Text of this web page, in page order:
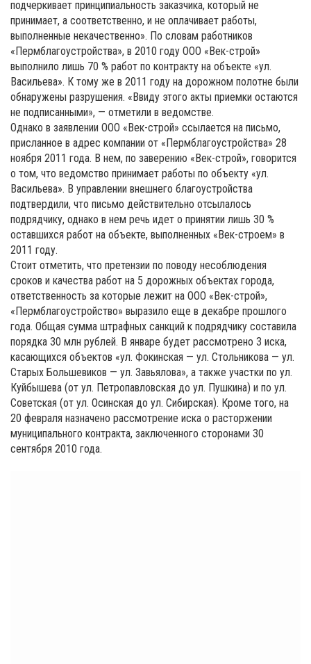
подчеркивает принципиальность заказчика, который не
принимает, а соответственно, и не оплачивает работы,
выполненные некачественно». По словам работников
«Пермблагоустройства», в 2010 году ООО «Век-строй»
выполнило лишь 70 % работ по контракту на объекте «ул.
Васильева». К тому же в 2011 году на дорожном полотне были
обнаружены разрушения. «Ввиду этого акты приемки остаются
не подписанными», — отметили в ведомстве.
Однако в заявлении ООО «Век-строй» ссылается на письмо,
присланное в адрес компании от «Пермблагоустройства» 28
ноября 2011 года. В нем, по заверению «Век-строй», говорится
о том, что ведомство принимает работы по объекту «ул.
Васильева». В управлении внешнего благоустройства
подтвердили, что письмо действительно отсылалось
подрядчику, однако в нем речь идет о принятии лишь 30 %
оставшихся работ на объекте, выполненных «Век-строем» в
2011 году.
Стоит отметить, что претензии по поводу несоблюдения
сроков и качества работ на 5 дорожных объектах города,
ответственность за которые лежит на ООО «Век-строй»,
«Пермблагоустройство» выразило еще в декабре прошлого
года. Общая сумма штрафных санкций к подрядчику составила
порядка 30 млн рублей. В январе будет рассмотрено 3 иска,
касающихся объектов «ул. Фокинская — ул. Стольникова — ул.
Старых Большевиков — ул. Завьялова», а также участки по ул.
Куйбышева (от ул. Петропавловская до ул. Пушкина) и по ул.
Советская (от ул. Осинская до ул. Сибирская). Кроме того, на
20 февраля назначено рассмотрение иска о расторжении
муниципального контракта, заключенного сторонами 30
сентября 2010 года.